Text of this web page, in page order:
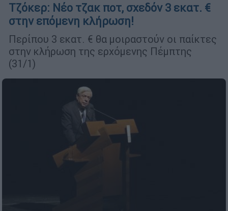
Τζόκερ: Νέο τζακ ποτ, σχεδόν 3 εκατ. €
στην επόμενη κλήρωση!
Περίπου 3 εκατ. € θα μοιραστούν οι παίκτες
στην κλήρωση της ερχόμενης Πέμπτης
(31/1)